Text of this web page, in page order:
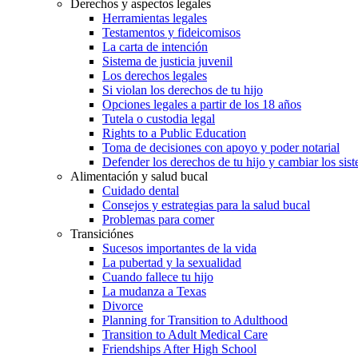
Derechos y aspectos legales
Herramientas legales
Testamentos y fideicomisos
La carta de intención
Sistema de justicia juvenil
Los derechos legales
Si violan los derechos de tu hijo
Opciones legales a partir de los 18 años
Tutela o custodia legal
Rights to a Public Education
Toma de decisiones con apoyo y poder notarial
Defender los derechos de tu hijo y cambiar los
Alimentación y salud bucal
Cuidado dental
Consejos y estrategias para la salud bucal
Problemas para comer
Transiciónes
Sucesos importantes de la vida
La pubertad y la sexualidad
Cuando fallece tu hijo
La mudanza a Texas
Divorce
Planning for Transition to Adulthood
Transition to Adult Medical Care
Friendships After High School